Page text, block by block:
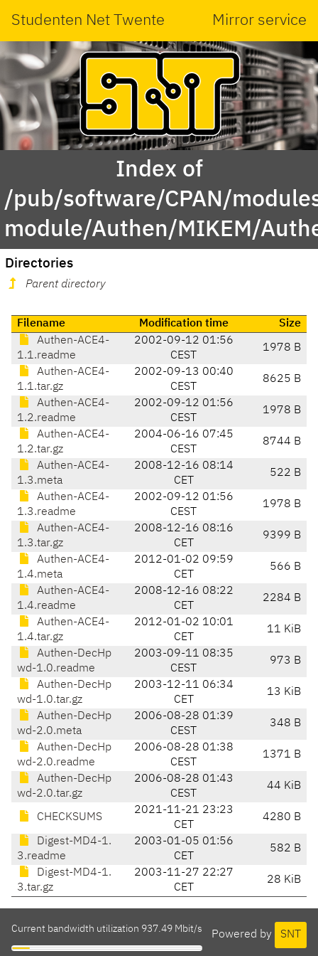
Studenten Net Twente Mirror service
Index of
/pub/software/CPAN/
module/Authen/MIKEM/
Directories
Parent directory
Filename Modification time
Size
Authen-ACE4-
1.1.readme
2002-09-12 01:56
CEST
1978 B
Authen-ACE4-
1.1.tar.gz
2002-09-13 00:40
CEST
8625 B
Authen-ACE4-
1.2.readme
2002-09-12 01:56
CEST
1978 B
Authen-ACE4-
1.2.tar.gz
2004-06-16 07:45
CEST
8744 B
Authen-ACE4-
1.3.meta
2008-12-16 08:14
CET
522 B
Authen-ACE4-
1.3.readme
2002-09-12 01:56
CEST
1978 B
Authen-ACE4-
1.3.tar.gz
2008-12-16 08:16
CET
9399 B
Authen-ACE4-
1.4.meta
2012-01-02 09:59
CET
566 B
Authen-ACE4-
1.4.readme
2008-12-16 08:22
CET
2284 B
Authen-ACE4-
1.4.tar.gz
2012-01-02 10:01
CET
11 KiB
Authen-DecHp
wd-1.0.readme
2003-09-11 08:35
CEST
973 B
Authen-DecHp
wd-1.0.tar.gz
2003-12-11 06:34
CET
13 KiB
Authen-DecHp
wd-2.0.meta
2006-08-28 01:39
CEST
348 B
Authen-DecHp
wd-2.0.readme
2006-08-28 01:38
CEST
1371 B
Authen-DecHp
wd-2.0.tar.gz
2006-08-28 01:43
CEST
44 KiB
CHECKSUMS
2021-11-21 23:23
CET
4280 B
Digest-MD4-1.
3.readme
2003-01-05 01:56
CET
582 B
Digest-MD4-1.
3.tar.gz
2003-11-27 22:27
CET
28 KiB
Powered by SNT
Current bandwidth utilization 937.49 Mbit/s